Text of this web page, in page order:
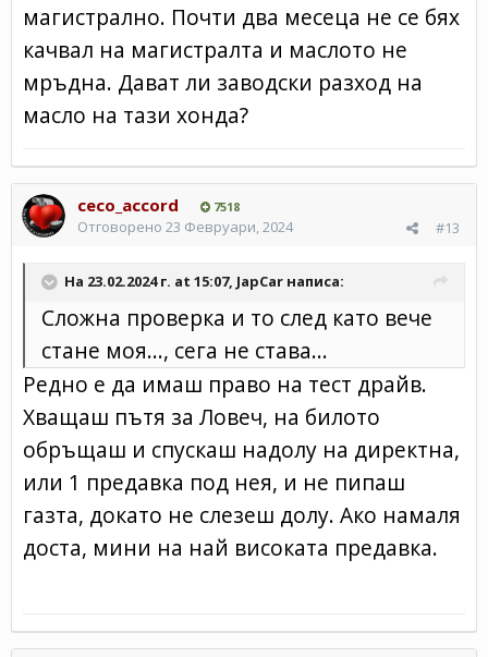
магистрално. Почти два месеца не се бях
качвал на магистралта и маслото не
мръдна. Дават ли заводски разход на
масло на тази хонда?
ceco_accord 7518
#13
Отговорено 23 Февруари, 2024
На 23.02.2024 г. at 15:07, JapCar написа:
Сложна проверка и то след като вече
стане моя..., сега не става...
Редно е да имаш право на тест драйв.
Хващаш пътя за Ловеч, на билото
обръщаш и спускаш надолу на директна,
или 1 предавка под нея, и не пипаш
газта, докато не слезеш долу. Ако намаля
доста, мини на най високата предавка.